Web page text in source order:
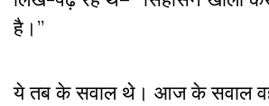
है।”
ये तब के सवाल थे। आज के सवाल